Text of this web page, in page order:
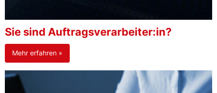
Sie sind Auftragsverarbeiter:in?
Mehr erfahren »